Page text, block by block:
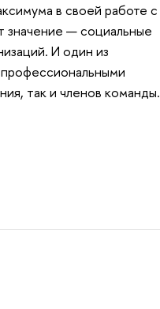
в своей работе с
— социальные
И один из
так и членов команды.